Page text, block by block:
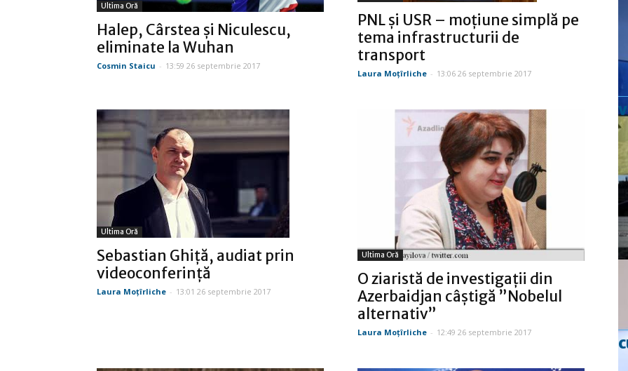
Ultima Oră
Halep, Cârstea şi Niculescu,
eliminate la Wuhan
Cosmin Staicu - 13:59 26 septembrie 2017
PNL şi USR – moţiune simplă pe
tema infrastructurii de
transport
Laura Moţîrliche - 13:06 26 septembrie 2017
Ultima Oră
Sebastian Ghiţă, audiat prin
videoconferinţă
Laura Moţîrliche - 13:01 26 septembrie 2017
Ultima Oră
O ziaristă de investigaţii din
Azerbaidjan câştigă ”Nobelul
alternativ”
Laura Moţîrliche - 12:49 26 septembrie 2017